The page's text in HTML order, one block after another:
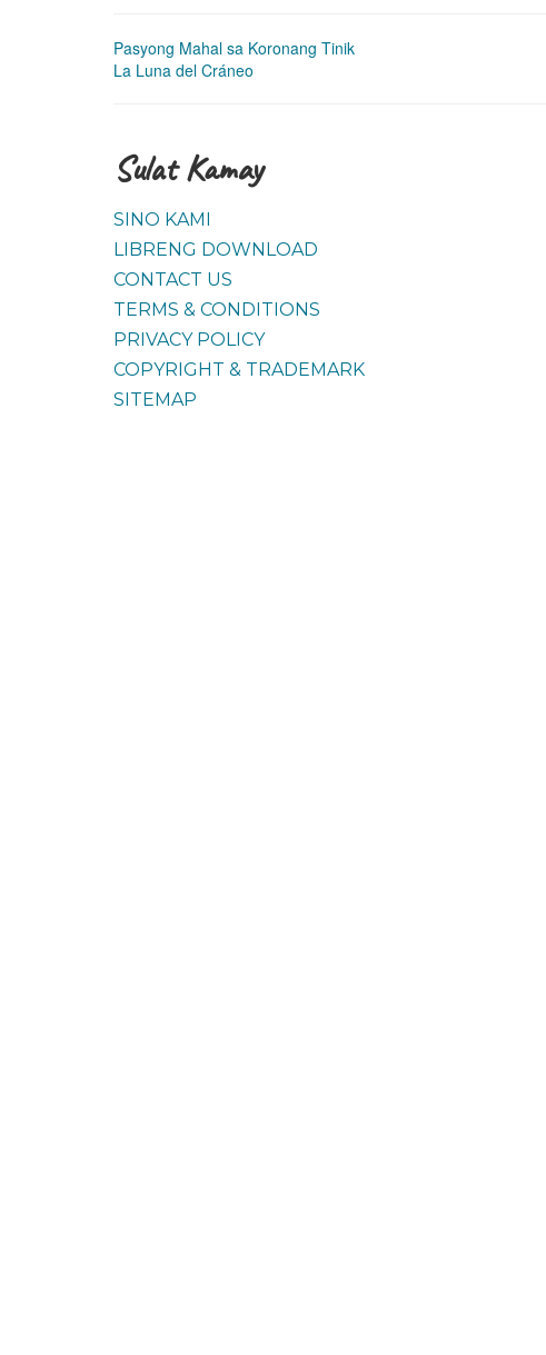
Pasyong Mahal sa Koronang Tinik
La Luna del Cráneo
Sulat Kamay
SINO KAMI
LIBRENG DOWNLOAD
CONTACT US
TERMS & CONDITIONS
PRIVACY POLICY
COPYRIGHT & TRADEMARK
SITEMAP